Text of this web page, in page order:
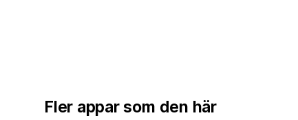
Fler appar som den här